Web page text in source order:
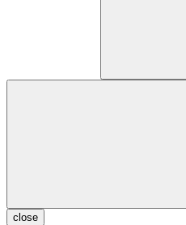
close